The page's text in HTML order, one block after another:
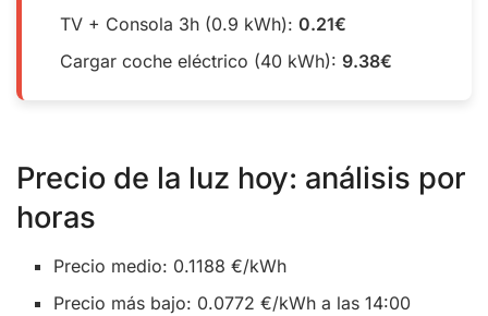
TV + Consola 3h (0.9 kWh): 0.21€
Cargar coche eléctrico (40 kWh): 9.38€
Precio de la luz hoy: análisis por
horas
Precio medio: 0.1188 €/kWh
Precio más bajo: 0.0772 €/kWh a las 14:00